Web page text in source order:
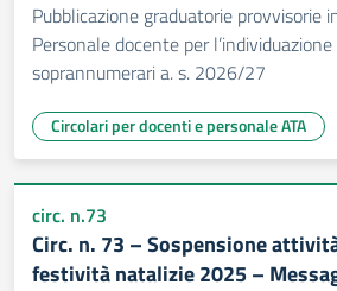
Pubblicazione graduatorie provvisorie
Personale docente per
soprannumerari a. s. 2026/27
Circolari per docenti e personale ATA
circ. n.73
Circ. n. 73 – Sospensione
festività natalizie 2025 –